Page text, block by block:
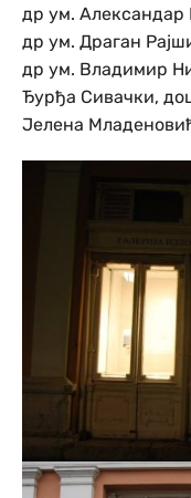
др ум.
др ум. Драган
др ум. Владимир
Ђурђа Сивачки,
Јелена